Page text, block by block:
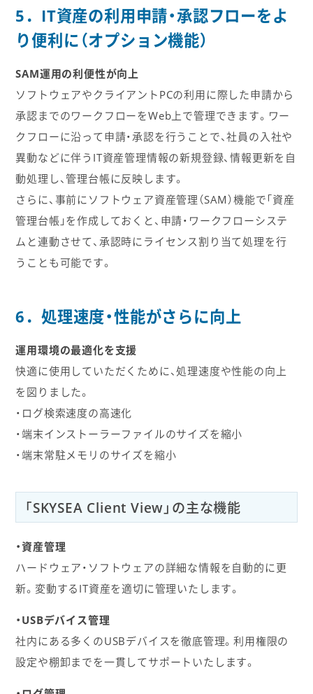
5．IT資産の利用申請・承認フローをよ
り便利に（オプション機能）
SAM運用の利便性が向上
ソフトウェアやクライアントPCの利用に際した申請から
承認までのワークフローをWeb上で管理できます。ワー
クフローに沿って申請・承認を行うことで、社員の入社や
異動などに伴うIT資産管理情報の新規登録、情報更新を自
動処理し、管理台帳に反映します。
さらに、事前にソフトウェア資産管理（SAM）機能で「資産
管理台帳」を作成しておくと、申請・ワークフローシステ
ムと連動させて、承認時にライセンス割り当て処理を行
うことも可能です。
6．処理速度・性能がさらに向上
運用環境の最適化を支援
快適に使用していただくために、処理速度や性能の向上
を図りました。
・ログ検索速度の高速化
・端末インストーラーファイルのサイズを縮小
・端末常駐メモリのサイズを縮小
「SKYSEA Client View」の主な機能
・資産管理
ハードウェア・ソフトウェアの詳細な情報を自動的に更
新。変動するIT資産を適切に管理いたします。
・USBデバイス管理
社内にある多くのUSBデバイスを徹底管理。利用権限の
設定や棚卸までを一貫してサポートいたします。